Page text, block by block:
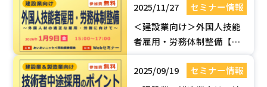
化が進む運送新時代に大事
なこと【無料Webセミ
ナー】
2025/11/27
セミナー情報
＜建設業向け＞外国人技能
者雇用・労務体制整備【無
2025/09/19
セミナー情報